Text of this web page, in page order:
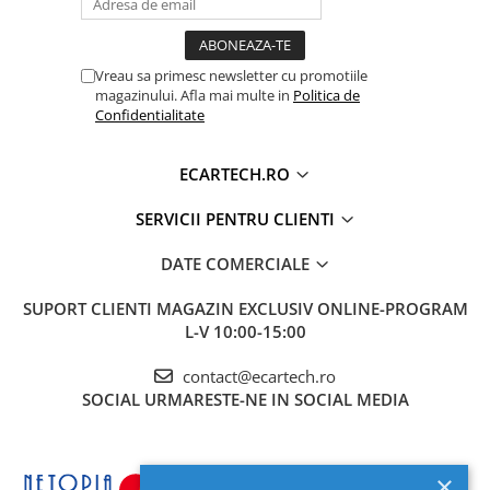
Aparate de lipit si capsat
Masini de polisat
Prelungitoare
Dezumidificatoare
Boxe & Subwoofer Auto
Boxe portabile
Amplificatoare auto
DA SUPORTA
INSTRUCTIUNI
DA
PACHET
CABLU ALIMENTARE, CANBUS
SUBWOOFER, ANTENA GPS,
FACTURA FISCALA
Google Play Store , Facebook,
online, Jocuri, se poate instala
orice aplicatie din Google Play
SENZORI
DA, PRELUARE SENZORI PARCARE
Continutul pachetului
Vreau sa primesc newsletter cu promotiile
magazinului. Afla mai multe in Politica de
Confidentialitate
ECARTECH.RO
SERVICII PENTRU CLIENTI
DATE COMERCIALE
SUPORT CLIENTI MAGAZIN EXCLUSIV ONLINE-PROGRAM
L-V 10:00-15:00
contact@ecartech.ro
SOCIAL URMARESTE-NE IN SOCIAL MEDIA